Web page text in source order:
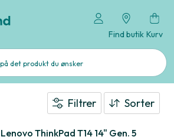
Find butik Kurv
Filtrer Sorter
Lenovo ThinkPad T14 14" Gen. 5